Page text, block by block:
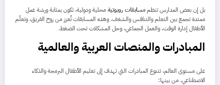
بل إن بعض المدارس تنظممسابقات روبوتيةمحلية ودولية، تكون بمثابة ورشة عمل
ممتدة تجمع بين التعلم والتنافس والشغف. وهذه المسابقات تُعزز من روح الفريق، وتعلّم
الأطفال إدارة الوقت، والعمل الجماعي، وحل المشكلات تحت الضغط.
المبادرات والمنصات العربية والعالمية
على مستوى العالم، تتنوع المبادرات التي تهدف إلى تعليم الأطفال البرمجة والذكاء
الاصطناعي. من بينها: